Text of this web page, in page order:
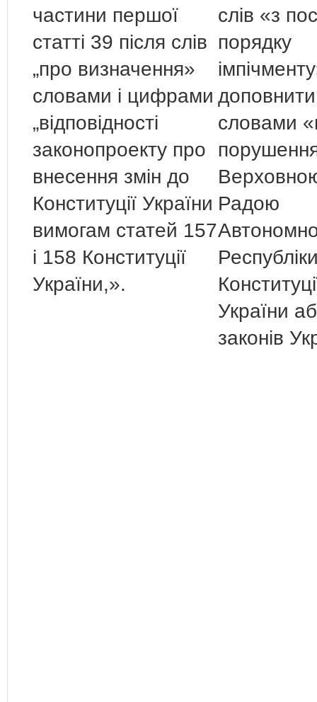
частини першої
статті 39 після слів
„про визначення»
словами і цифрами
„відповідності
законопроекту про
внесення змін до
Конституції України
вимогам статей 157
і 158 Конституції
України,».
слів «з
порядку
доповнити
словами
Радою
України
законів